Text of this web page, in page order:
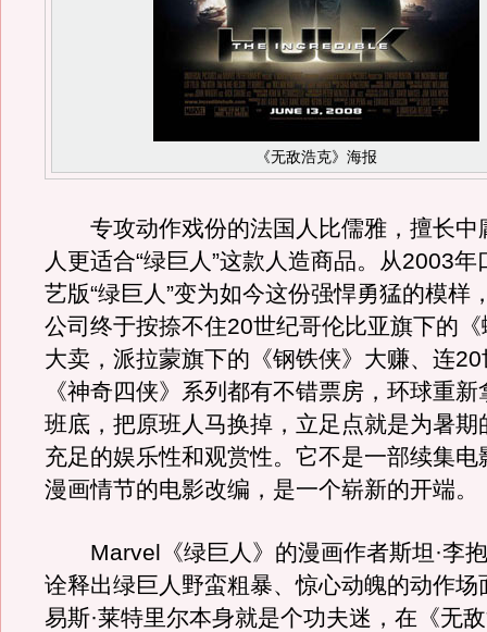
《无敌浩克》海报
专攻动作戏份的法国人比儒雅，擅长中
人更适合“绿巨人”这款人造商品。从2003
艺版“绿巨人”变为如今这份强悍勇猛的模样
公司终于按捺不住20世纪哥伦比亚旗下的
大卖，派拉蒙旗下的《钢铁侠》大赚、连
《神奇四侠》系列都有不错票房，环球重
班底，把原班人马换掉，立足点就是为暑期
充足的娱乐性和观赏性。它不是一部续集电
漫画情节的电影改编，是一个崭新的开端。
Marvel《绿巨人》的漫画作者斯坦·李
诠释出绿巨人野蛮粗暴、惊心动魄的动作场
易斯·莱特里尔本身就是个功夫迷，在《无